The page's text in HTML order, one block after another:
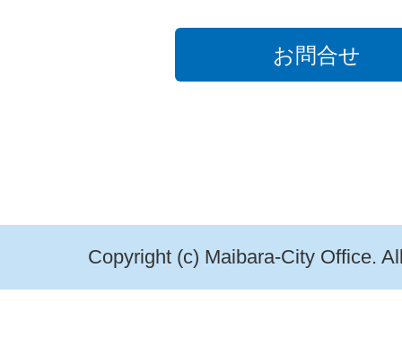
お問合せ
Copyright (c) Maibara-City Office.